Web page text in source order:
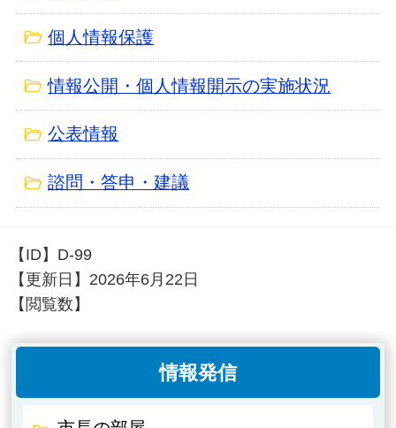
個人情報保護
情報公開・個人情報開示の実施状況
公表情報
諮問・答申・建議
【ID】 D-99
【更新日】 2026年6月22日
【閲覧数】
情報発信